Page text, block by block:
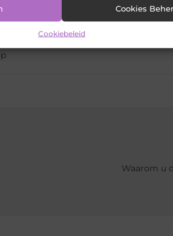
Cookies
Cookiebeleid
Waarom u